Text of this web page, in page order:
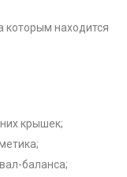
которым находится
крышек;
баланса;